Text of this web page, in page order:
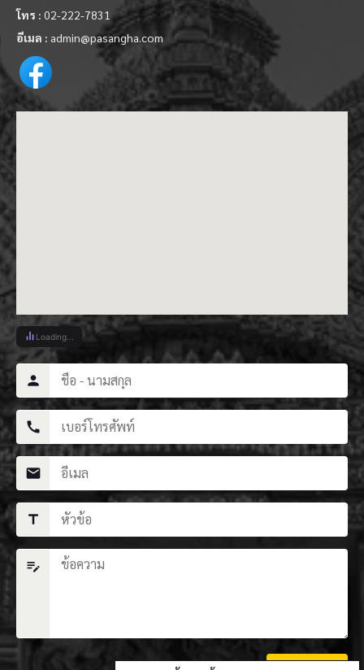
โทร : 02-222-7831
อีเมล : admin@pasangha.com
Loading...
person
call
mail
title
edit_note